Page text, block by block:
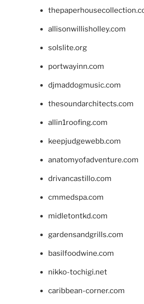
allisonwillisholley.com
solslite.org
portwayinn.com
djmaddogmusic.com
thesoundarchitects.com
allin1roofing.com
keepjudgewebb.com
anatomyofadventure.com
drivancastillo.com
cmmedspa.com
midletontkd.com
gardensandgrills.com
basilfoodwine.com
nikko-tochigi.net
caribbean-corner.com